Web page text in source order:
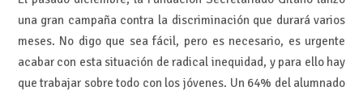
una gran campaña contra la discriminación que durará varios
meses. No digo que sea fácil, pero es necesario, es urgente
acabar con esta situación de radical inequidad, y para ello hay
que trabajar sobre todo con los jóvenes. Un 64% del alumnado